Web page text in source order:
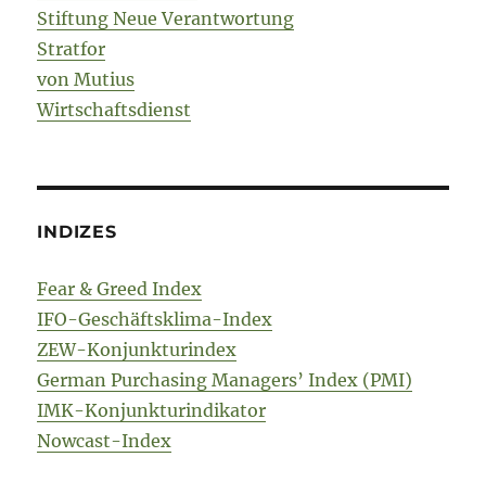
Stiftung Neue Verantwortung
Stratfor
von Mutius
Wirtschaftsdienst
INDIZES
Fear & Greed Index
IFO-Geschäftsklima-Index
ZEW-Konjunkturindex
German Purchasing Managers’ Index (PMI)
IMK-Konjunkturindikator
Nowcast-Index